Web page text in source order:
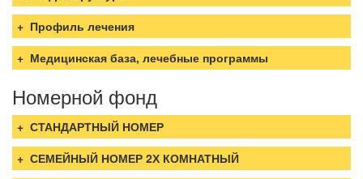
Профиль лечения
Медицинская база, лечебные программы
Номерной фонд
СТАНДАРТНЫЙ НОМЕР
СЕМЕЙНЫЙ НОМЕР 2Х КОМНАТНЫЙ